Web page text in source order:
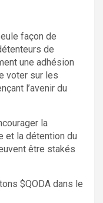
façon de
de
une adhésion
voter sur les
l’avenir du
la
et la détention du
être stakés
$QODA dans le